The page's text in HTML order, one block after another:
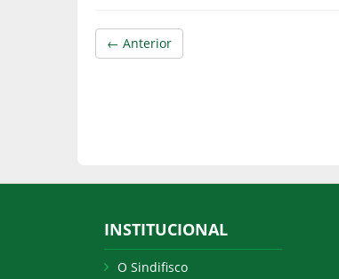
← Anterior
INSTITUCIONAL
O Sindifisco